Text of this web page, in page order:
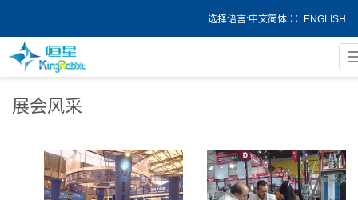
选择语言:中文简体 ∷ ENGLISH
当前位置：
展会风采